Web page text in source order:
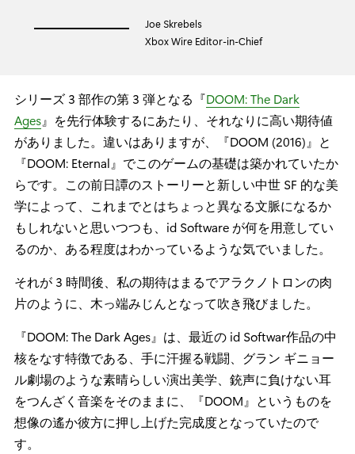
Joe Skrebels
Xbox Wire Editor-in-Chief
シリーズ 3 部作の第 3 弾となる『DOOM: The Dark
Ages』を先行体験するにあたり、それなりに高い期待値
がありました。違いはありますが、『DOOM (2016)』と
『DOOM: Eternal』でこのゲームの基礎は築かれていたか
らです。この前日譚のストーリーと新しい中世 SF 的な美
学によって、これまでとはちょっと異なる文脈になるか
もしれないと思いつつも、id Software が何を用意してい
るのか、ある程度はわかっているような気でいました。
それが 3 時間後、私の期待はまるでアラクノトロンの肉
片のように、木っ端みじんとなって吹き飛びました。
『DOOM: The Dark Ages』は、最近の id Softwar作品の中
核をなす特徴である、手に汗握る戦闘、グラン ギニョー
ル劇場のような素晴らしい演出美学、銃声に負けない耳
をつんざく音楽をそのままに、『DOOM』というものを
想像の遙か彼方に押し上げた完成度となっていたので
す。